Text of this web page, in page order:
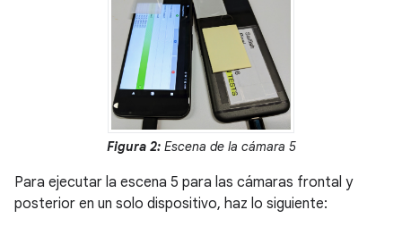
Figura 2:Escena de la cámara 5
Para ejecutar la escena 5 para las cámaras frontal y
posterior en un solo dispositivo, haz lo siguiente: